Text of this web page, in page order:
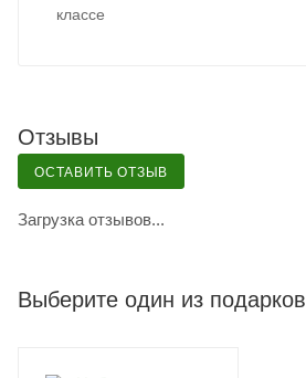
классе
Отзывы
ОСТАВИТЬ ОТЗЫВ
Загрузка отзывов...
Выберите один из подарков